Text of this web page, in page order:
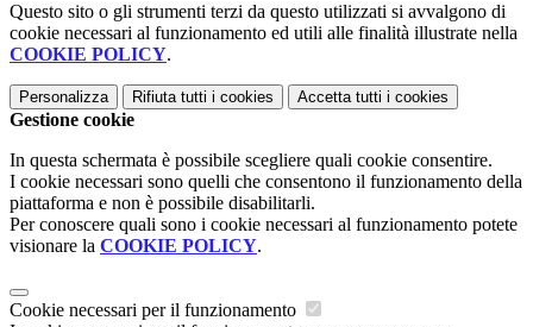
Questo sito o gli strumenti terzi da questo utilizzati si avvalgono di
cookie necessari al funzionamento ed utili alle finalità illustrate nella
COOKIE POLICY.
Personalizza Rifiuta tutti i cookies Accetta tutti i cookies
Gestione cookie
In questa schermata è possibile scegliere quali cookie consentire.
I cookie necessari sono quelli che consentono il funzionamento della
piattaforma e non è possibile disabilitarli.
Per conoscere quali sono i cookie necessari al funzionamento potete
visionare la COOKIE POLICY.
Cookie necessari per il funzionamento